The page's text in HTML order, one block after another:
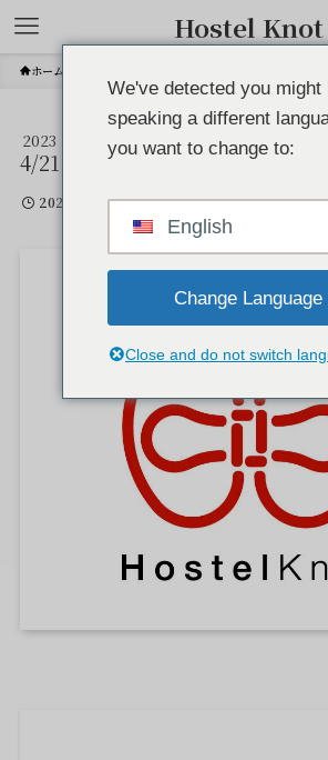
Hostel Knot
ホーム
cropped-Hostel-
2023
4/21
2023年4月21日
We've detected you might
speaking a different
you want to change to:
English
Change Language
Close and do not switch